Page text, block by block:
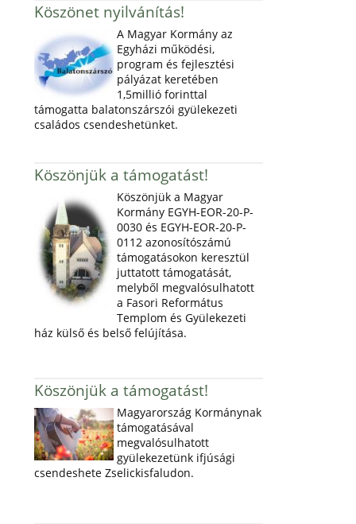
Köszönet nyilvánítás!
A Magyar Kormány az
Egyházi működési,
program és fejlesztési
pályázat keretében
1,5millió forinttal
támogatta balatonszárszói gyülekezeti
családos csendeshetünket.
Köszönjük a támogatást!
Köszönjük a Magyar
Kormány EGYH-EOR-20-P-
0030 és EGYH-EOR-20-P-
0112 azonosítószámú
támogatásokon keresztül
juttatott támogatását,
melyből megvalósulhatott
a Fasori Református
Templom és Gyülekezeti
ház külső és belső felújítása.
Köszönjük a támogatást!
Magyarország Kormánynak
támogatásával
megvalósulhatott
gyülekezetünk ifjúsági
csendeshete Zselickisfaludon.